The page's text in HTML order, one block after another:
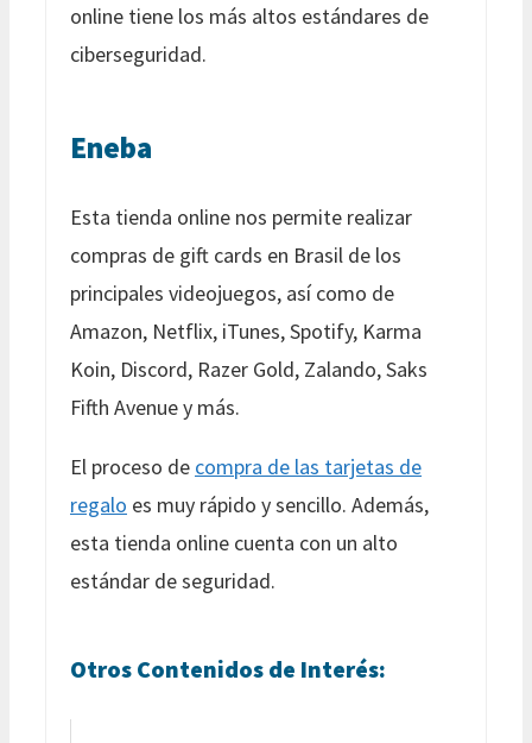
online tiene los más altos estándares de
ciberseguridad.
Eneba
Esta tienda online nos permite realizar
compras de gift cards en Brasil de los
principales videojuegos, así como de
Amazon, Netflix, iTunes, Spotify, Karma
Koin, Discord, Razer Gold, Zalando, Saks
Fifth Avenue y más.
El proceso de compra de las tarjetas de
regalo es muy rápido y sencillo. Además,
esta tienda online cuenta con un alto
estándar de seguridad.
Otros Contenidos de Interés: